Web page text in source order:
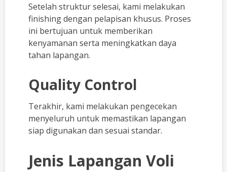
Setelah struktur selesai, kami melakukan
finishing dengan pelapisan khusus. Proses
ini bertujuan untuk memberikan
kenyamanan serta meningkatkan daya
tahan lapangan.
Quality Control
Terakhir, kami melakukan pengecekan
menyeluruh untuk memastikan lapangan
siap digunakan dan sesuai standar.
Jenis Lapangan Voli